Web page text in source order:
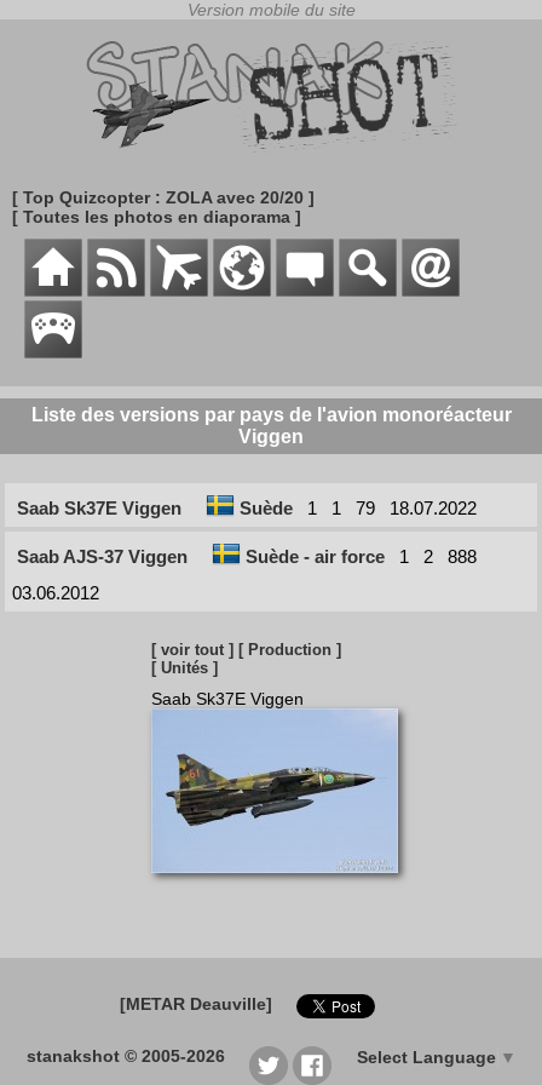
[ Top Quizcopter : ZOLA avec 20/20 ]
[ Toutes les photos en diaporama ]
Liste des versions par pays de l'avion monoréacteur
Viggen
Saab Sk37E Viggen Suède 1 1 79 18.07.2022
Saab AJS-37 Viggen Suède - air force 1 2
888
03.06.2012
[ voir tout ] [ Production ]
[ Unités ]
Saab Sk37E Viggen
[METAR Deauville]
stanakshot © 2005-2026 Select Language ▼